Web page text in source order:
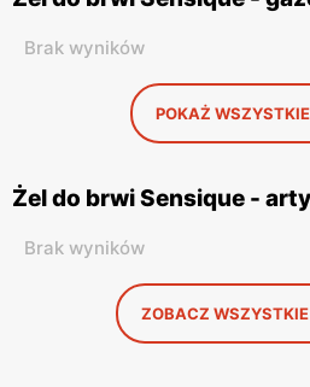
Brak wyników
POKAŻ
Żel do brwi Sensique -
Brak wyników
ZOBACZ